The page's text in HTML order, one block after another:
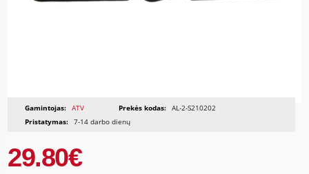
Gamintojas: ATV Prekės kodas: AL-2-S210202
Pristatymas: 7-14 darbo dienų
29.80€